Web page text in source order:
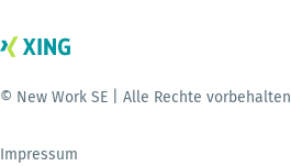
© New Work SE | Alle Rechte vorbehalten
Impressum